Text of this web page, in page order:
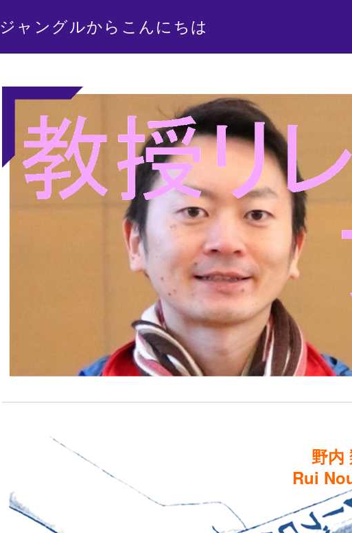
ジャングルからこんにちは
野内
Rui